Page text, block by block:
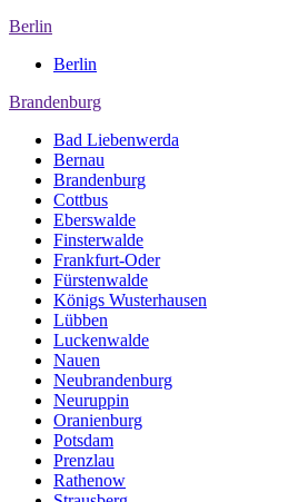
Berlin
Berlin
Brandenburg
Bad Liebenwerda
Bernau
Brandenburg
Cottbus
Eberswalde
Finsterwalde
Frankfurt-Oder
Fürstenwalde
Königs Wusterhausen
Lübben
Luckenwalde
Nauen
Neubrandenburg
Neuruppin
Oranienburg
Potsdam
Prenzlau
Rathenow